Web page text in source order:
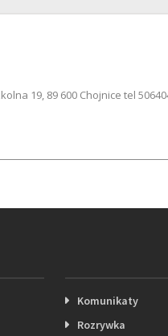
19, 89 600 Chojnice tel
Komunikaty
Rozrywka